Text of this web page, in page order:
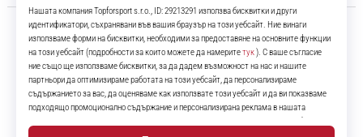
11teamsports.bg
Повече от 16 години ние сме ваши съотборници, представяйки ви
най-добрите и най-новите футболни продукти.